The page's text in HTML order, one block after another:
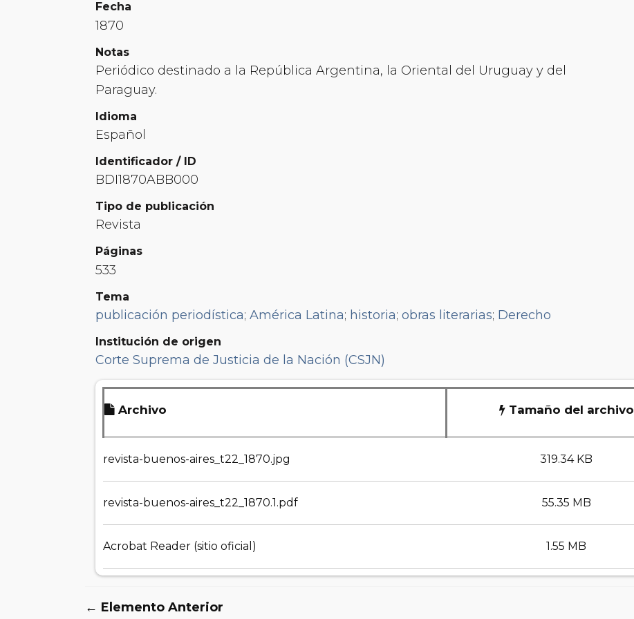
Fecha
1870
Notas
Periódico destinado a la República Argentina, la Oriental del Uruguay y del
Paraguay.
Idioma
Español
Identificador / ID
BDI1870ABB000
Tipo de publicación
Revista
Páginas
533
Tema
publicación periodística; América Latina; historia; obras literarias; Derecho
Institución de origen
Corte Suprema de Justicia de la Nación (CSJN)
Archivo Tamaño del archivo
revista-buenos-aires_t22_1870.jpg 319.34 KB
revista-buenos-aires_t22_1870.1.pdf 55.35 MB
Acrobat Reader (sitio oficial) 1.55 MB
← Elemento Anterior